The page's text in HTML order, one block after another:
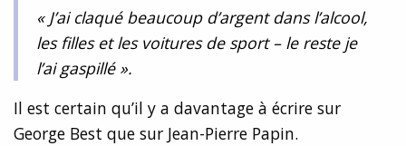
« J’ai claqué beaucoup d’argent dans l’alcool,
les filles et les voitures de sport – le reste je
l’ai gaspillé ».
Il est certain qu’il y a davantage à écrire sur
George Best que sur Jean-Pierre Papin.